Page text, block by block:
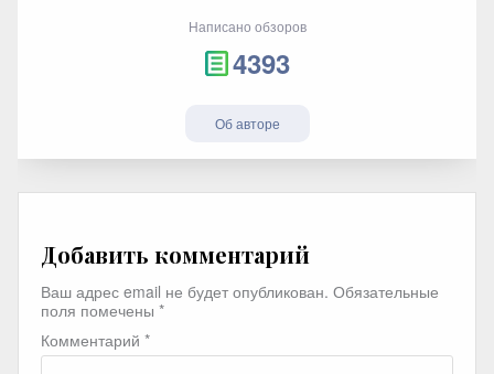
Написано обзоров
4393
Об авторе
Добавить комментарий
Ваш адрес email не будет опубликован. Обязательные
поля помечены *
Комментарий *